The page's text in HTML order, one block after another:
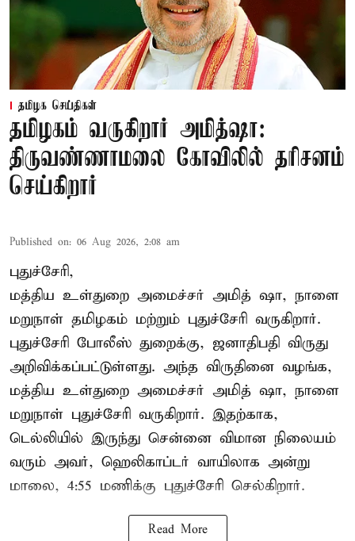
தமிழக செய்திகள்
தமிழகம் வருகிறார் அமித்ஷா:
திருவண்ணாமலை கோவிலில் தரிசனம்
செய்கிறார்
Published on: 06 Aug 2026, 2:08 am
புதுச்சேரி,
மத்திய உள்துறை அமைச்சர் அமித் ஷா, நாளை
மறுநாள் தமிழகம் மற்றும் புதுச்சேரி வருகிறார்.
புதுச்சேரி போலீஸ் துறைக்கு, ஜனாதிபதி விருது
அறிவிக்கப்பட்டுள்ளது. அந்த விருதினை வழங்க,
மத்திய உள்துறை அமைச்சர் அமித் ஷா, நாளை
மறுநாள் புதுச்சேரி வருகிறார். இதற்காக,
டெல்லியில் இருந்து சென்னை விமான நிலையம்
வரும் அவர், ஹெலிகாப்டர் வாயிலாக அன்று
மாலை, 4:55 மணிக்கு புதுச்சேரி செல்கிறார்.
Read More